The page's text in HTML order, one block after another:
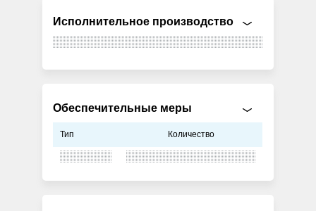
Исполнительное производство
Обеспечительные меры
Тип Количество